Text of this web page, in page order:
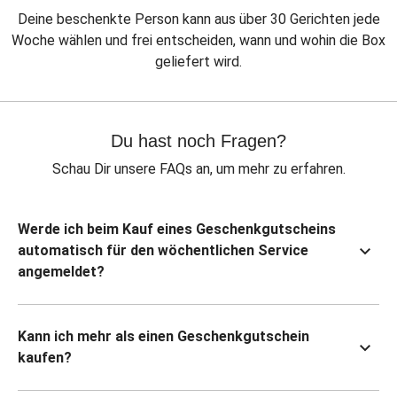
Deine beschenkte Person kann aus über 30 Gerichten jede
Woche wählen und frei entscheiden, wann und wohin die Box
geliefert wird.
Du hast noch Fragen?
Schau Dir unsere FAQs an, um mehr zu erfahren.
Werde ich beim Kauf eines Geschenkgutscheins
automatisch für den wöchentlichen Service
angemeldet?
Kann ich mehr als einen Geschenkgutschein
kaufen?